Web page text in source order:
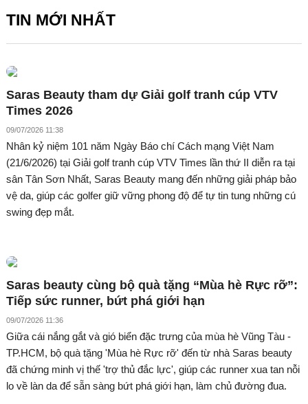
TIN MỚI NHẤT
Saras Beauty tham dự Giải golf tranh cúp VTV
Times 2026
09/07/2026 11:38
Nhân kỷ niệm 101 năm Ngày Báo chí Cách mạng Việt Nam
(21/6/2026) tại Giải golf tranh cúp VTV Times lần thứ II diễn ra tại
sân Tân Sơn Nhất, Saras Beauty mang đến những giải pháp bảo
vệ da, giúp các golfer giữ vững phong độ để tự tin tung những cú
swing đẹp mắt.
Saras beauty cùng bộ quà tặng “Mùa hè Rực rỡ”:
Tiếp sức runner, bứt phá giới hạn
09/07/2026 11:36
Giữa cái nắng gắt và gió biển đặc trưng của mùa hè Vũng Tàu -
TP.HCM, bộ quà tặng 'Mùa hè Rực rỡ' đến từ nhà Saras beauty
đã chứng minh vị thế 'trợ thủ đắc lực', giúp các runner xua tan nỗi
lo về làn da để sẵn sàng bứt phá giới hạn, làm chủ đường đua.